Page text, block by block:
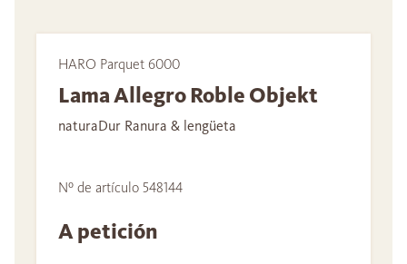
HARO Parquet 6000
Lama Allegro Roble Objekt
naturaDur Ranura & lengüeta
Nº de artículo 548144
A petición